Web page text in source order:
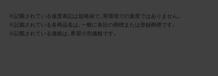
3.遵守事項
※記載されている速度表記は規格値で、実環境での速度ではありません。
※記載されている各商品名は、一般に各社の商標または登録商標です。
※記載されている価格は、希望小売価格です。